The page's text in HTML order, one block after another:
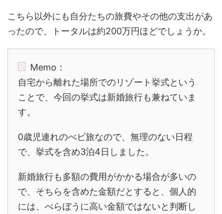
こちら以外にも自分たちの旅費やその他の支出があ
ったので、トータルは約200万円ほどでしょうか。
Memo：
自宅から離れた場所でのリゾート挙式という
ことで、今回の挙式は新婚旅行も兼ねていま
す。
0歳児連れのべビ旅なので、無理のない日程
で、挙式を含め3泊4日しました。
新婚旅行も多額の費用がかかる場合が多いの
で、そちらを含めた金額だとすると、個人的
には、べらぼうに高い金額ではないと判断し